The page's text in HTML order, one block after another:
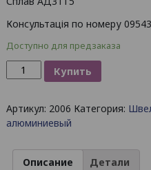
Консультація по номеру
Доступно для предзаказа
Количество
товара
алюминиевый
10х10х1,5
AS
Купить
Артикул: 2006 Категория:
алюминиевый
Описание Детали